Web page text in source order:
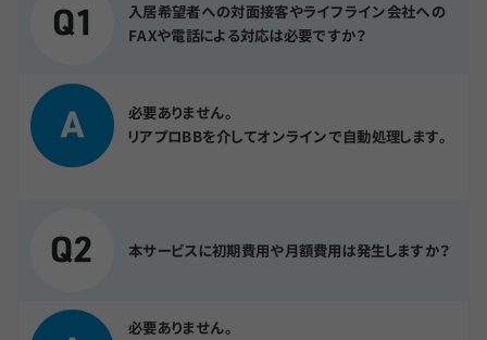
入居希望者への対面接客やライフライン会社への
FAXや電話による対応は必要ですか？
必要ありません。
リアプロBBを介してオンラインで自動処理します。
本サービスに初期費用や月額費用は発生しますか？
必要ありません。